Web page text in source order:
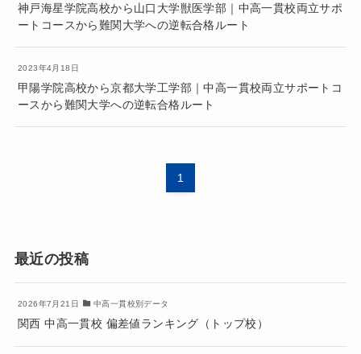
神戸海星学院高校から山口大学獣医学部｜中高一貫校両立サポ
ートコースから難関大学への逆転合格ルート
2023年4月18日
甲陽学院高校から京都大学工学部｜中高一貫校両立サポートコ
ースから難関大学への逆転合格ルート
1
最近の投稿
2026年7月21日 中高一貫校別データ
関西 中高一貫校 偏差値ランキング（トップ校）